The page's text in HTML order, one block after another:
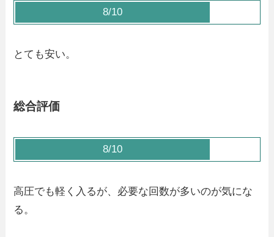
8/10
とても安い。
総合評価
8/10
高圧でも軽く入るが、必要な回数が多いのが気にな
る。